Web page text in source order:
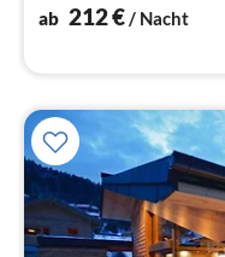
ab 212€/ Nacht